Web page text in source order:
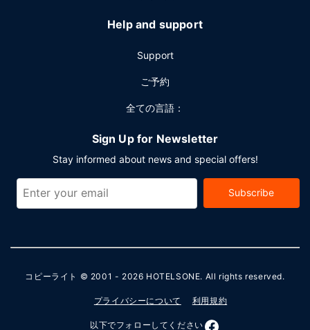
Help and support
Support
ご予約
全ての言語：
Sign Up for Newsletter
Stay informed about news and special offers!
Subscribe
コピーライト © 2001 - 2026 HOTELSONE. All rights reserved.
プライバシーについて 利用規約
以下でフォローしてください